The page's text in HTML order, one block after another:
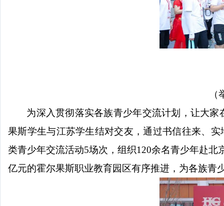
（
为深入贯彻落实各族青少年交流计划，让大
果斯学生与江苏学生结对交友，通过书信往来、
类青少年交流活动5场次，组织120余名青少年赴
亿元的霍尔果斯职业教育园区有序推进，为各族青